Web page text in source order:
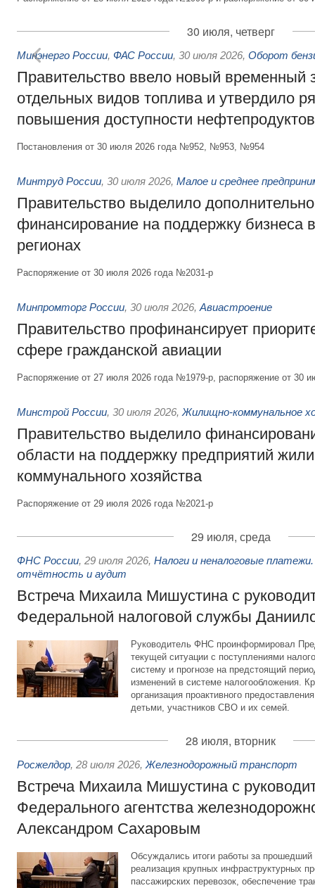
30 июля, четверг
Минэнерго России, ФАС России, 30 июля 2026, Оборот
Правительство ввело новый временный
отдельных видов топлива и утвердило
повышения доступности нефтепродуктов
Постановления от 30 июля 2026 года №952, №953, №954
Минтруд России, 30 июля 2026, Малое и среднее
Правительство выделило
финансирование на поддержку бизнеса
регионах
Распоряжение от 30 июля 2026 года №2031-р
Минпромторг России, 30 июля 2026, Авиастроение
Правительство профинансирует
сфере гражданской авиации
Распоряжение от 27 июля 2026 года №1979-р, распоряжение от 30
Минстрой России, 30 июля 2026, Жилищно-коммунальное
Правительство выделило
области на поддержку предприятий
коммунального хозяйства
Распоряжение от 29 июля 2026 года №2021-р
29 июля, среда
ФНС России, 29 июля 2026, Налоги и неналоговые
отчётность и аудит
Встреча Михаила Мишустина с
Федеральной налоговой службы
Руководитель ФНС проинформировал
текущей ситуации с поступлениями
систему и прогнозе на предстоящий
изменений в системе налогообложения.
организация проактивного
детьми, участников СВО и их семей.
28 июля, вторник
Росжелдор, 28 июля 2026, Железнодорожный транспорт
Встреча Михаила Мишустина с
Федерального агентства
Александром Сахаровым
Обсуждались итоги работы за
реализация крупных инфраструктурных
пассажирских перевозок, обеспечение